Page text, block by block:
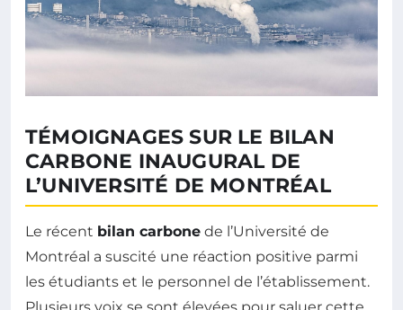
TÉMOIGNAGES SUR LE BILAN
CARBONE INAUGURAL DE
L’UNIVERSITÉ DE MONTRÉAL
Le récent bilan carbone de l’Université de
Montréal a suscité une réaction positive parmi
les étudiants et le personnel de l’établissement.